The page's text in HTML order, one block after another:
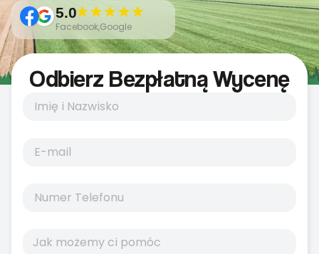
5.0
Facebook,Google
Odbierz Bezpłatną Wycenę